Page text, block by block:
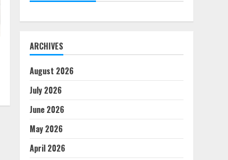
ARCHIVES
August 2026
July 2026
June 2026
May 2026
April 2026